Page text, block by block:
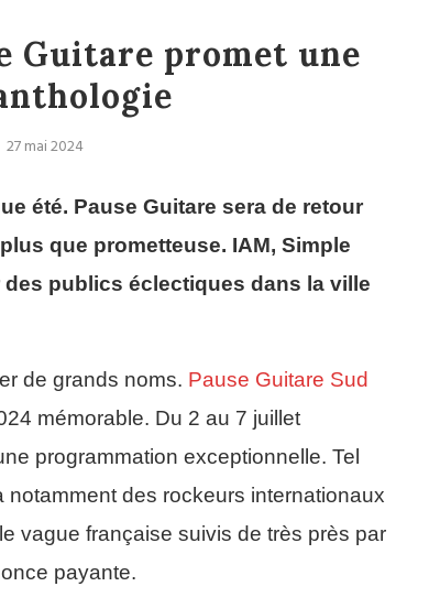
Guitare promet une
27 mai 2024
été. Pause Guitare sera de retour
que prometteuse. IAM, Simple
publics éclectiques dans la ville
de grands noms. Pause Guitare Sud
mémorable. Du 2 au 7 juillet
programmation exceptionnelle. Tel
notamment des rockeurs internationaux
vague française suivis de très près par
payante.